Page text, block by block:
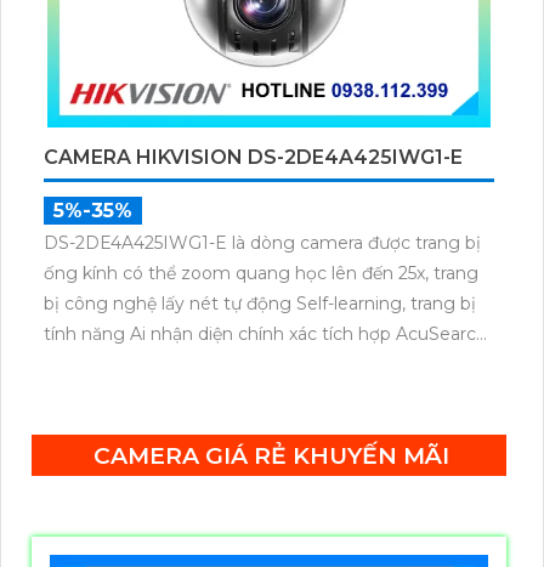
CAMERA HIKVISION DS-2DE4A425IWG1-E
5%-35%
DS-2DE4A425IWG1-E là dòng camera được trang bị
ống kính có thể zoom quang học lên đến 25x, trang
bị công nghệ lấy nét tự động Self-learning, trang bị
tính năng Ai nhận diện chính xác tích hợp AcuSearch
CAMERA GIÁ RẺ KHUYẾN MÃI